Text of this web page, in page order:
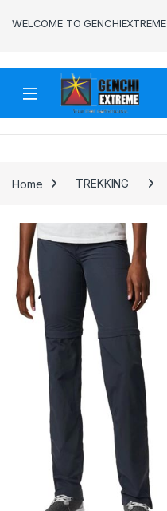
WELCOME TO GENCHIEXTREME
Home TREKKING